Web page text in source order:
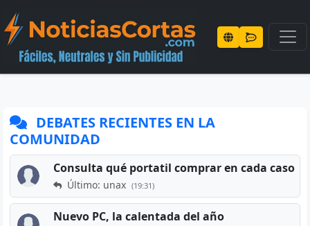
DEBATES RECIENTES EN LA
COMUNIDAD
Consulta qué portatil comprar en cada caso
Último: unax (19:31)
Nuevo PC, la calentada del año